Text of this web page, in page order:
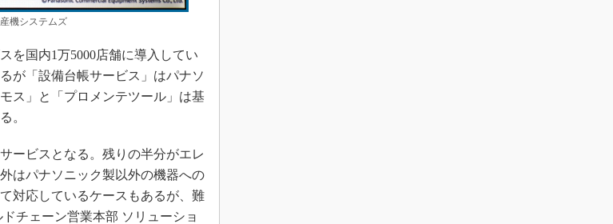
機システムズ
を国内1万5000店舗に導入してい
が「設備台帳サービス」はパナソ
ス」と「プロメンテツール」は基
。
ービスとなる。残りの半分がエレ
はパナソニック製以外の機器への
対応しているケースもあるが、難
チェーン営業本部 ソリューショ